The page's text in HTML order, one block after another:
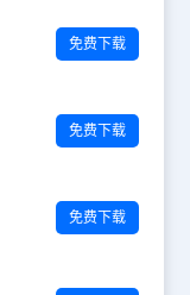
免费下载
免费下载
免费下载